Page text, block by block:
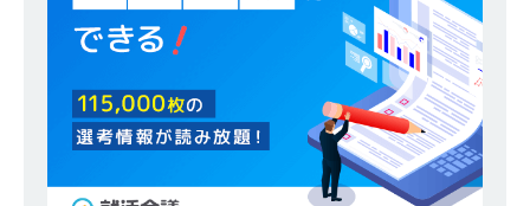
【 28卒 ｜ 愛知勤務・転勤な
し 】 自動車生産に欠かせない部品を独自のノウ
ハウで素材から生産まで国内で唯一一貫生産する
鋼材加工メーカー ｜ 幅広くマルチに活躍する人